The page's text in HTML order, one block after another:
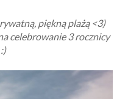
piękną plażą <3)
celebrowanie 3 rocznicy